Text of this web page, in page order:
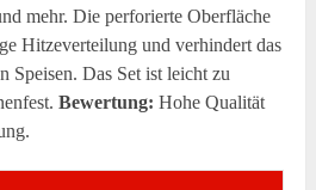
mehr. Die perforierte Oberfläche
Hitzeverteilung und verhindert das
Speisen. Das Set ist leicht zu
Bewertung: Hohe Qualität